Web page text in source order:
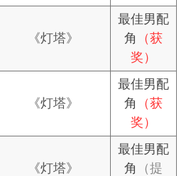
《灯塔》
最佳男配
角
（获
奖）
《灯塔》
最佳男配
角
（获
奖）
《灯塔》
最佳男配
角
（提